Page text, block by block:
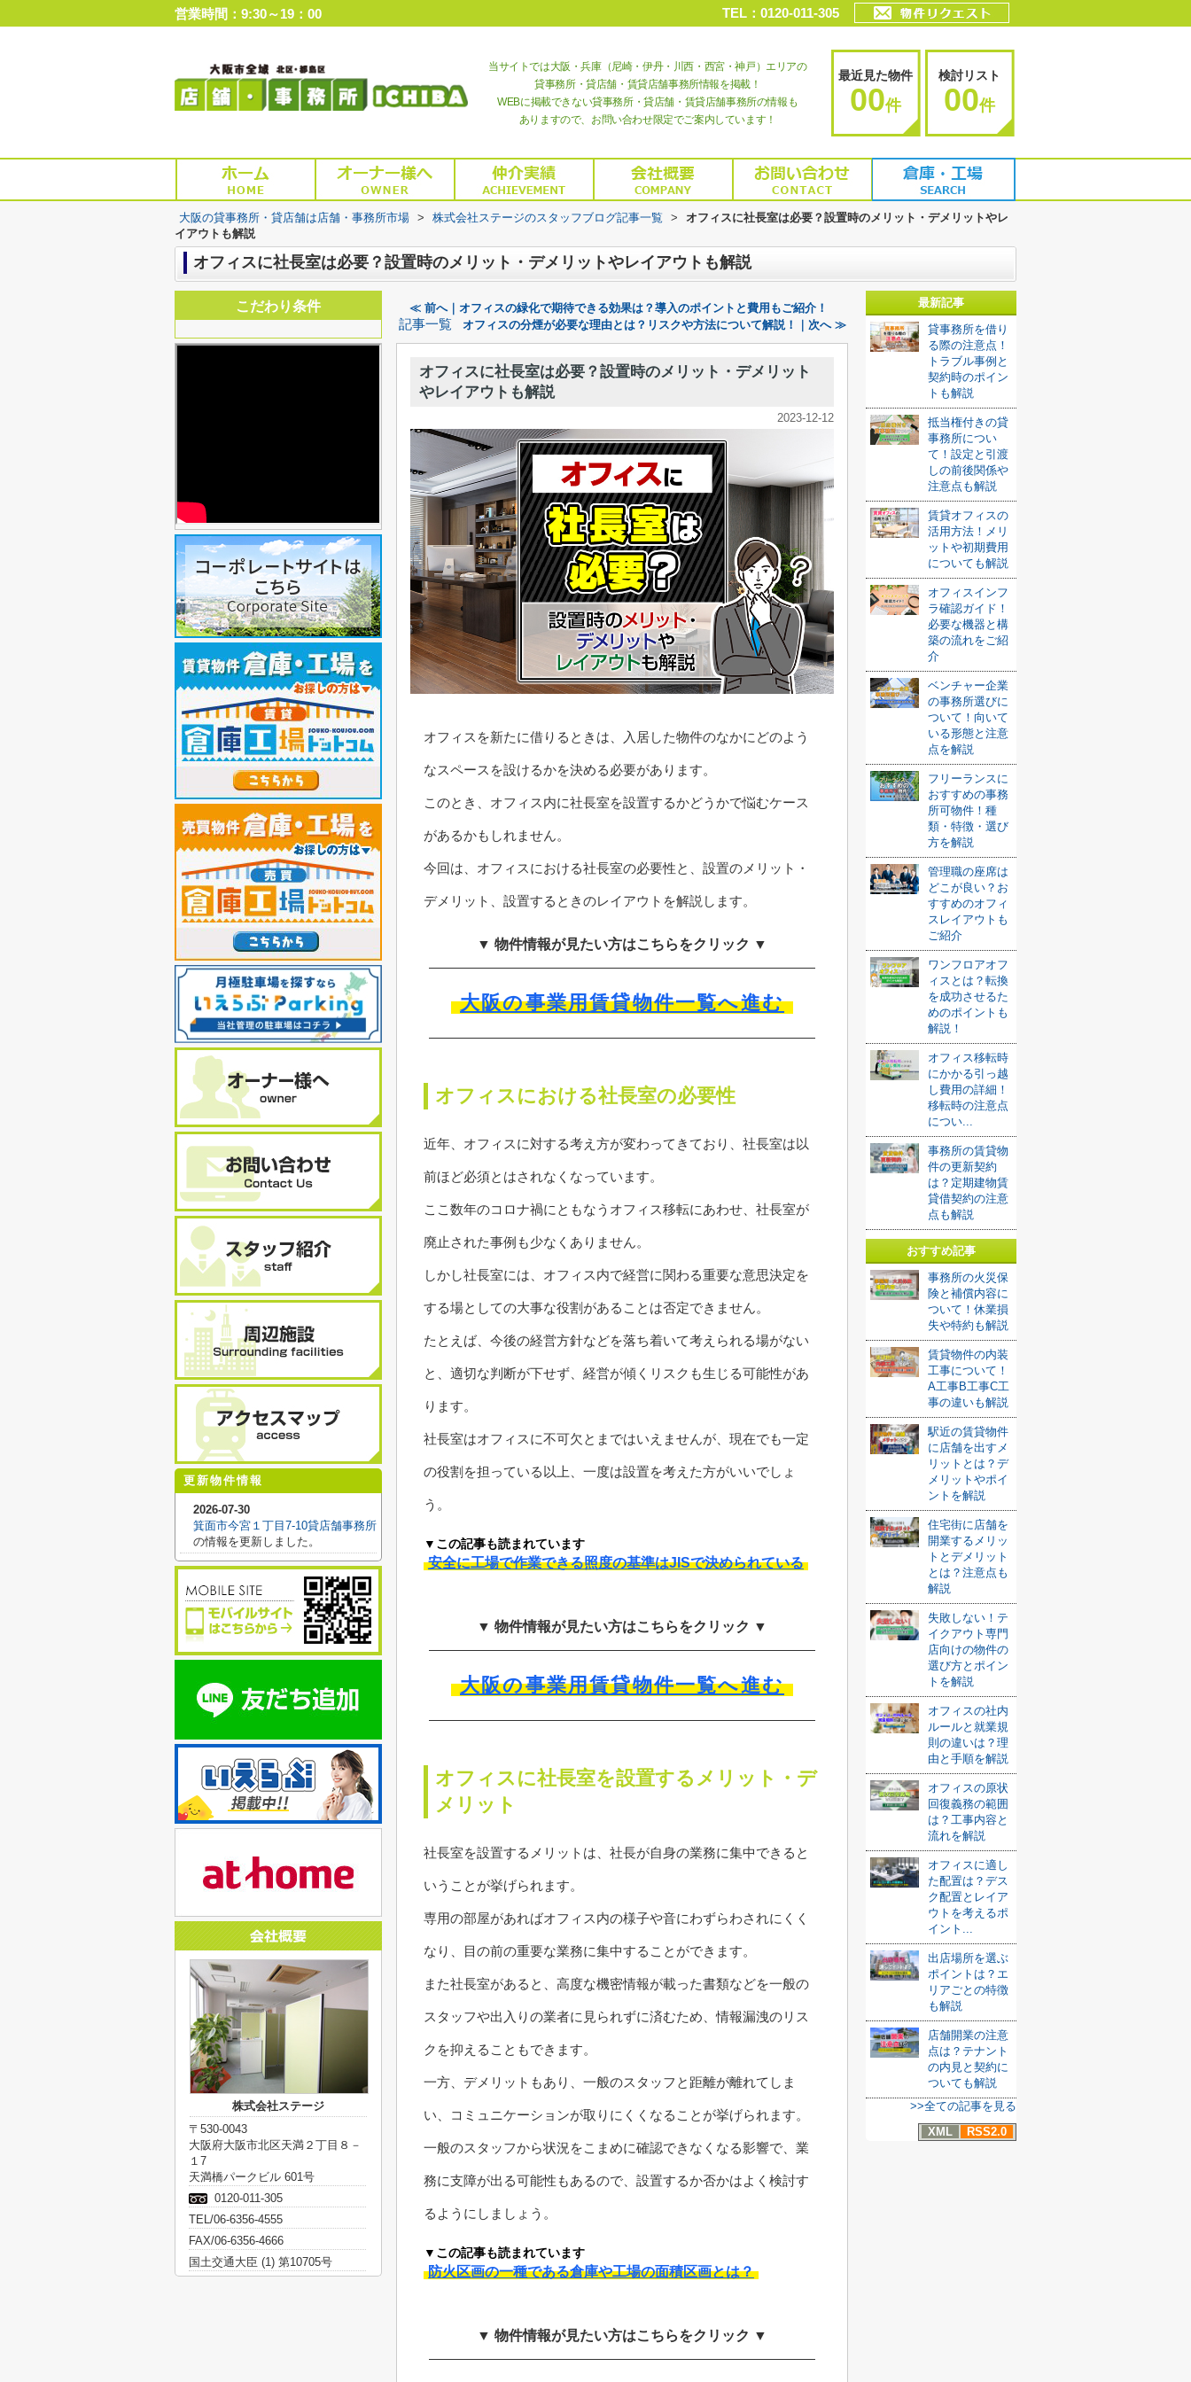
営業時間：9:30～19：00 TEL：0120-011-305
当サイトでは大阪・兵庫（尼崎・伊丹・川西・西宮・神戸）エリアの
貸事務所・貸店舗・賃貸店舗事務所情報を掲載！
WEBに掲載できない貸事務所・貸店舗・賃貸店舗事務所の情報も
ありますので、お問い合わせ限定でご案内しています！
最近見た物件
00件
検討リスト
00件
大阪の貸事務所・貸店舗は店舗・事務所市場 > 株式会社ステージのスタッフブログ記事一覧 >
オフィスに社長室は必要？設置時のメリット・デメリットやレ
イアウトも解説
オフィスに社長室は必要？設置時のメリット・デメリットやレイアウトも解説
≪ 前へ｜オフィスの緑化で期待できる効果は？導入のポイントと費用もご紹介！
記事一覧 オフィスの分煙が必要な理由とは？リスクや方法について解説！｜次へ ≫
オフィスに社長室は必要？設置時のメリット・デメリット
やレイアウトも解説
2023-12-12
オフィスを新たに借りるときは、入居した物件のなかにどのよう
なスペースを設けるかを決める必要があります。
このとき、オフィス内に社長室を設置するかどうかで悩むケース
があるかもしれません。
今回は、オフィスにおける社長室の必要性と、設置のメリット・
デメリット、設置するときのレイアウトを解説します。
▼ 物件情報が見たい方はこちらをクリック ▼
大阪の事業用賃貸物件一覧へ進む
オフィスにおける社長室の必要性
近年、オフィスに対する考え方が変わってきており、社長室は以
前ほど必須とはされなくなっています。
ここ数年のコロナ禍にともなうオフィス移転にあわせ、社長室が
廃止された事例も少なくありません。
しかし社長室には、オフィス内で経営に関わる重要な意思決定を
する場としての大事な役割があることは否定できません。
たとえば、今後の経営方針などを落ち着いて考えられる場がない
と、適切な判断が下せず、経営が傾くリスクも生じる可能性があ
ります。
社長室はオフィスに不可欠とまではいえませんが、現在でも一定
の役割を担っている以上、一度は設置を考えた方がいいでしょ
う。
▼この記事も読まれています
安全に工場で作業できる照度の基準はJISで決められている
▼ 物件情報が見たい方はこちらをクリック ▼
大阪の事業用賃貸物件一覧へ進む
オフィスに社長室を設置するメリット・デ
メリット
社長室を設置するメリットは、社長が自身の業務に集中できると
いうことが挙げられます。
専用の部屋があればオフィス内の様子や音にわずらわされにくく
なり、目の前の重要な業務に集中することができます。
また社長室があると、高度な機密情報が載った書類などを一般の
スタッフや出入りの業者に見られずに済むため、情報漏洩のリス
クを抑えることもできます。
一方、デメリットもあり、一般のスタッフと距離が離れてしま
い、コミュニケーションが取りにくくなることが挙げられます。
一般のスタッフから状況をこまめに確認できなくなる影響で、業
務に支障が出る可能性もあるので、設置するか否かはよく検討す
るようにしましょう。
▼この記事も読まれています
防火区画の一種である倉庫や工場の面積区画とは？
▼ 物件情報が見たい方はこちらをクリック ▼
最新記事
貸事務所を借り
る際の注意点！
トラブル事例と
契約時のポイン
トも解説
抵当権付きの貸
事務所につい
て！設定と引渡
しの前後関係や
注意点も解説
賃貸オフィスの
活用方法！メリ
ットや初期費用
についても解説
オフィスインフ
ラ確認ガイド！
必要な機器と構
築の流れをご紹
介
ベンチャー企業
の事務所選びに
ついて！向いて
いる形態と注意
点を解説
フリーランスに
おすすめの事務
所可物件！種
類・特徴・選び
方を解説
管理職の座席は
どこが良い？お
すすめのオフィ
スレイアウトも
ご紹介
ワンフロアオフ
ィスとは？転換
を成功させるた
めのポイントも
解説！
オフィス移転時
にかかる引っ越
し費用の詳細！
移転時の注意点
につい...
事務所の賃貸物
件の更新契約
は？定期建物賃
貸借契約の注意
点も解説
おすすめ記事
事務所の火災保
険と補償内容に
ついて！休業損
失や特約も解説
賃貸物件の内装
工事について！
A工事B工事C工
事の違いも解説
駅近の賃貸物件
に店舗を出すメ
リットとは？デ
メリットやポイ
ントを解説
住宅街に店舗を
開業するメリッ
トとデメリット
とは？注意点も
解説
失敗しない！テ
イクアウト専門
店向けの物件の
選び方とポイン
トを解説
オフィスの社内
ルールと就業規
則の違いは？理
由と手順を解説
オフィスの原状
回復義務の範囲
は？工事内容と
流れを解説
オフィスに適し
た配置は？デス
ク配置とレイア
ウトを考えるポ
イント...
出店場所を選ぶ
ポイントは？エ
リアごとの特徴
も解説
店舗開業の注意
点は？テナント
の内見と契約に
ついても解説
>>全ての記事を見る
XML
RSS2.0
こだわり条件
更新物件情報
2026-07-30
箕面市今宮１丁目7-10貸店舗事務所
の情報を更新しました。
株式会社ステージ
〒530-0043
大阪府大阪市北区天満２丁目８－
１7
天満橋パークビル 601号
0120-011-305
TEL/06-6356-4555
FAX/06-6356-4666
国土交通大臣 (1) 第10705号